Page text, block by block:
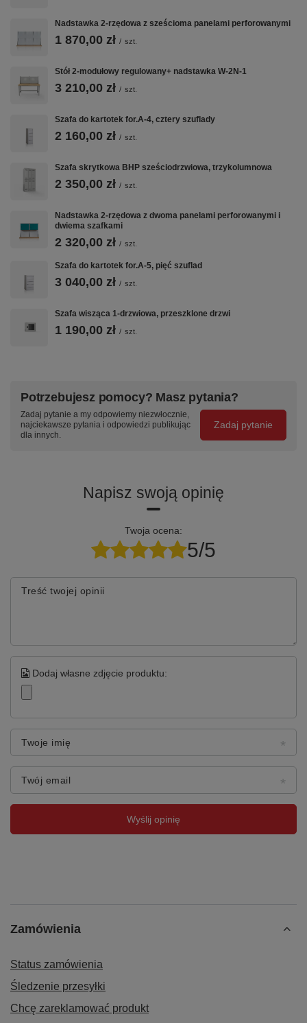
Nadstawka 2-rzędowa z sześcioma panelami perforowanymi
1 870,00 zł / szt.
Stół 2-modułowy regulowany+ nadstawka W-2N-1
3 210,00 zł / szt.
Szafa do kartotek for.A-4, cztery szuflady
2 160,00 zł / szt.
Szafa skrytkowa BHP sześciodrzwiowa, trzykolumnowa
2 350,00 zł / szt.
Nadstawka 2-rzędowa z dwoma panelami perforowanymi i
dwiema szafkami
2 320,00 zł / szt.
Szafa do kartotek for.A-5, pięć szuflad
3 040,00 zł / szt.
Szafa wisząca 1-drzwiowa, przeszklone drzwi
1 190,00 zł / szt.
Potrzebujesz pomocy? Masz pytania?
Zadaj pytanie a my odpowiemy niezwłocznie,
najciekawsze pytania i odpowiedzi publikując
dla innych.
Zadaj pytanie
Napisz swoją opinię
Twoja ocena:
5/5
Treść twojej opinii
Dodaj własne zdjęcie produktu:
Twoje imię
Twój email
Wyślij opinię
Zamówienia
Status zamówienia
Śledzenie przesyłki
Chcę zareklamować produkt